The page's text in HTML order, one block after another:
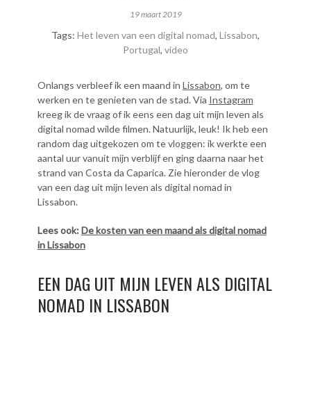
19 maart 2019
Tags: Het leven van een digital nomad, Lissabon,
Portugal, video
Onlangs verbleef ik een maand in Lissabon, om te
werken en te genieten van de stad. Via Instagram
kreeg ik de vraag of ik eens een dag uit mijn leven als
digital nomad wilde filmen. Natuurlijk, leuk! Ik heb een
random dag uitgekozen om te vloggen: ik werkte een
aantal uur vanuit mijn verblijf en ging daarna naar het
strand van Costa da Caparica. Zie hieronder de vlog
van een dag uit mijn leven als digital nomad in
Lissabon.
Lees ook:De kosten van een maand als digital nomad
in Lissabon
EEN DAG UIT MIJN LEVEN ALS DIGITAL
NOMAD IN LISSABON